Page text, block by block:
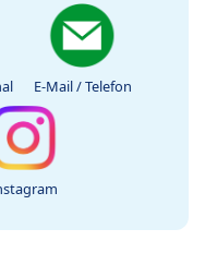
E-Mail / Telefon